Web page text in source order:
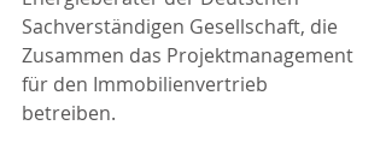
Sachverständigen Gesellschaft, die
Zusammen das Projektmanagement
für den Immobilienvertrieb
betreiben.